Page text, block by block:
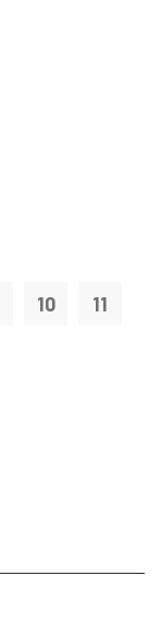
10 11